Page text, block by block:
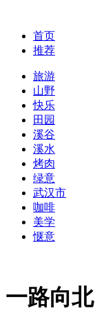
首页
推荐
旅游
山野
快乐
田园
溪谷
溪水
烤肉
绿意
武汉市
咖啡
美学
惬意
一路向